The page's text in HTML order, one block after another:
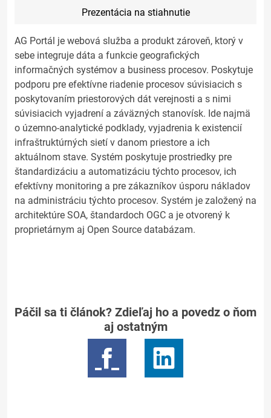
Prezentácia na stiahnutie
AG Portál je webová služba a produkt zároveň, ktorý v
sebe integruje dáta a funkcie geografických
informačných systémov a business procesov. Poskytuje
podporu pre efektívne riadenie procesov súvisiacich s
poskytovaním priestorových dát verejnosti a s nimi
súvisiacich vyjadrení a záväzných stanovísk. Ide najmä
o územno-analytické podklady, vyjadrenia k existencií
infraštruktúrných sietí v danom priestore a ich
aktuálnom stave. Systém poskytuje prostriedky pre
štandardizáciu a automatizáciu týchto procesov, ich
efektívny monitoring a pre zákazníkov úsporu nákladov
na administráciu týchto procesov. Systém je založený na
architektúre SOA, štandardoch OGC a je otvorený k
proprietárnym aj Open Source databázam.
Páčil sa ti článok? Zdieľaj ho a povedz o ňom
aj ostatným